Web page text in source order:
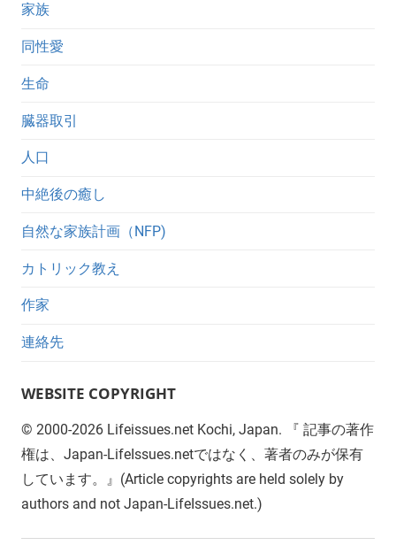
家族
同性愛
生命
臓器取引
人口
中絶後の癒し
自然な家族計画（NFP)
カトリック教え
作家
連絡先
WEBSITE COPYRIGHT
© 2000-2026 Lifeissues.net Kochi, Japan. 『 記事の著作
権は、Japan-LifeIssues.netではなく、著者のみが保有
しています。』(Article copyrights are held solely by
authors and not Japan-LifeIssues.net.)